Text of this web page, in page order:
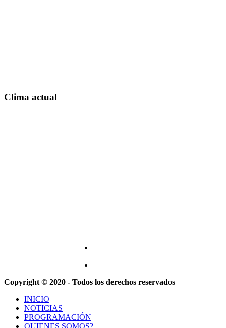
Clima actual
Copyright © 2020 - Todos los derechos reservados
INICIO
NOTICIAS
PROGRAMACIÓN
QUIENES SOMOS?